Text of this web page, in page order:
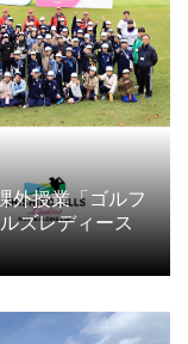
外授業「ゴルフ
ズレディース